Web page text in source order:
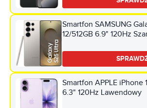
Smartfon SAMSUNG
12/512GB 6.9" 120Hz
Smartfon APPLE iPhone
6.3" 120Hz Lawendowy